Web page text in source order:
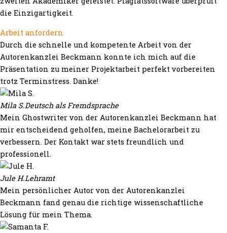
die Einzigartigkeit.
Arbeit anfordern
Durch die schnelle und kompetente Arbeit von der
Autorenkanzlei Beckmann konnte ich mich auf die
Präsentation zu meiner Projektarbeit perfekt vorbereiten
trotz Terminstress. Danke!
Mila S.Deutsch als Fremdsprache
Mein Ghostwriter von der Autorenkanzlei Beckmann hat
mir entscheidend geholfen, meine Bachelorarbeit zu
verbessern. Der Kontakt war stets freundlich und
professionell.
Jule H.Lehramt
Mein persönlicher Autor von der Autorenkanzlei
Beckmann fand genau die richtige wissenschaftliche
Lösung für mein Thema.